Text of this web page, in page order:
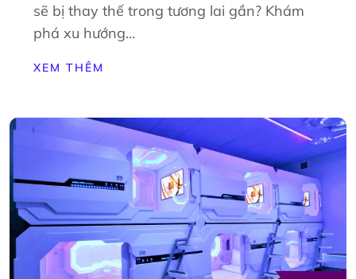
sẽ bị thay thế trong tương lai gần? Khám
phá xu hướng…
XEM THÊM